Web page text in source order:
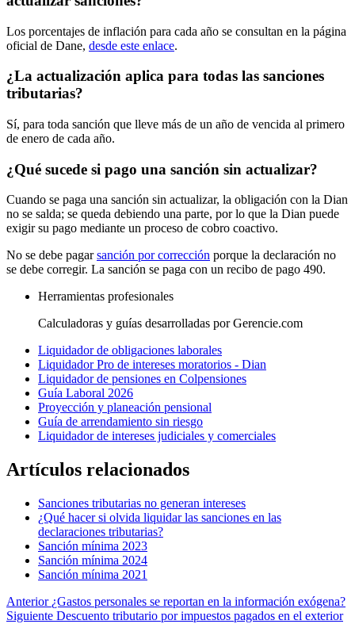
Los porcentajes de inflación para cada año se consultan en la página
oficial de Dane, desde este enlace.
¿La actualización aplica para todas las sanciones
tributarias?
Sí, para toda sanción que lleve más de un año de vencida al primero
de enero de cada año.
¿Qué sucede si pago una sanción sin actualizar?
Cuando se paga una sanción sin actualizar, la obligación con la Dian
no se salda; se queda debiendo una parte, por lo que la Dian puede
exigir su pago mediante un proceso de cobro coactivo.
No se debe pagarsanción por corrección porque la declaración no
se debe corregir. La sanción se paga con un recibo de pago 490.
Herramientas profesionales
Calculadoras y guías desarrolladas por Gerencie.com
Liquidador de obligaciones laborales
Liquidador Pro de intereses moratorios - Dian
Liquidador de pensiones en Colpensiones
Guía Laboral 2026
Proyección y planeación pensional
Guía de arrendamiento sin riesgo
Liquidador de intereses judiciales y comerciales
Artículos relacionados
Sanciones tributarias no generan intereses
¿Qué hacer si olvida liquidar las sanciones en las
declaraciones tributarias?
Sanción mínima 2023
Sanción mínima 2024
Sanción mínima 2021
Anterior ¿Gastos personales se reportan en la información exógena?
Siguiente Descuento tributario por impuestos pagados en el exterior